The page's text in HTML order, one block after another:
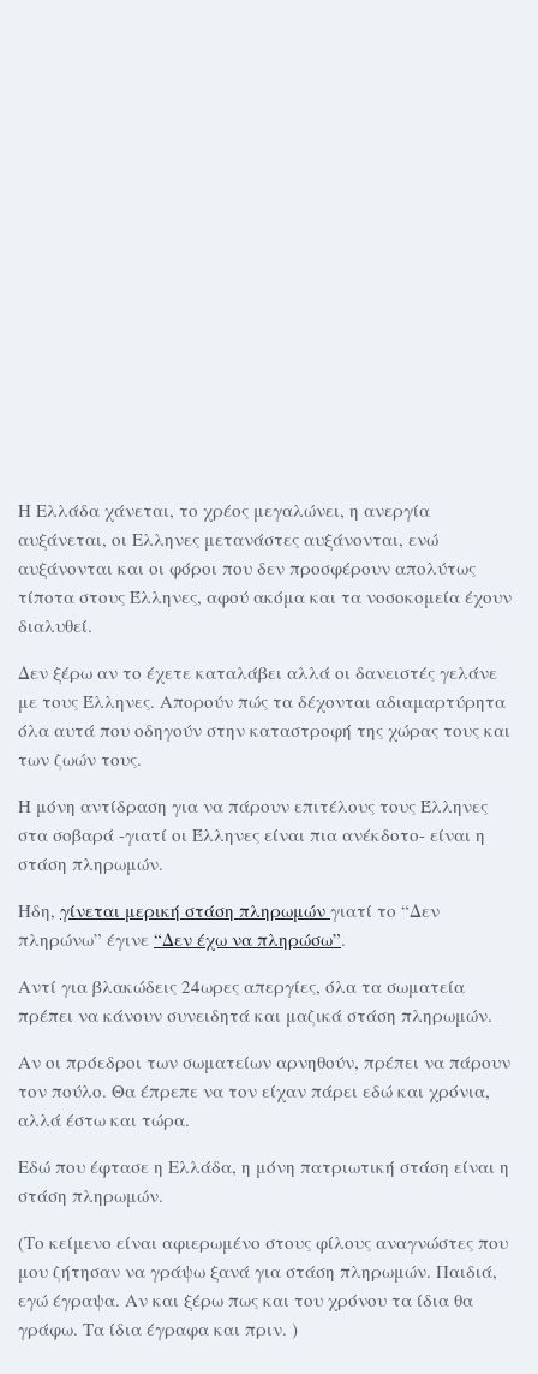
Η Ελλάδα χάνεται, το χρέος μεγαλώνει, η ανεργία
αυξάνεται, οι Ελληνες μετανάστες αυξάνονται, ενώ
αυξάνονται και οι φόροι που δεν προσφέρουν απολύτως
τίποτα στους Έλληνες, αφού ακόμα και τα νοσοκομεία έχουν
διαλυθεί.
Δεν ξέρω αν το έχετε καταλάβει αλλά οι δανειστές γελάνε
με τους Έλληνες. Απορούν πώς τα δέχονται αδιαμαρτύρητα
όλα αυτά που οδηγούν στην καταστροφή της χώρας τους και
των ζωών τους.
Η μόνη αντίδραση για να πάρουν επιτέλους τους Έλληνες
στα σοβαρά -γιατί οι Έλληνες είναι πια ανέκδοτο- είναι η
στάση πληρωμών.
Ήδη, γίνεται μερική στάση πληρωμών γιατί το “Δεν
πληρώνω” έγινε “Δεν έχω να πληρώσω”.
Αντί για βλακώδεις 24ωρες απεργίες, όλα τα σωματεία
πρέπει να κάνουν συνειδητά και μαζικά στάση πληρωμών.
Αν οι πρόεδροι των σωματείων αρνηθούν, πρέπει να πάρουν
τον πούλο. Θα έπρεπε να τον είχαν πάρει εδώ και χρόνια,
αλλά έστω και τώρα.
Εδώ που έφτασε η Ελλάδα, η μόνη πατριωτική στάση είναι η
στάση πληρωμών.
(Το κείμενο είναι αφιερωμένο στους φίλους αναγνώστες που
μου ζήτησαν να γράψω ξανά για στάση πληρωμών. Παιδιά,
εγώ έγραψα. Αν και ξέρω πως και του χρόνου τα ίδια θα
γράφω. Τα ίδια έγραφα και πριν. )